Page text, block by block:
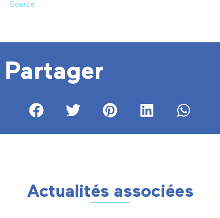
Source
Partager
Actualités associées